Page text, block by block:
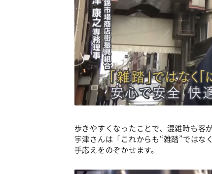
歩きやすくなったことで、混雑時も客
宇津さんは「これからも“雑踏”ではな
手応えをのぞかせます。